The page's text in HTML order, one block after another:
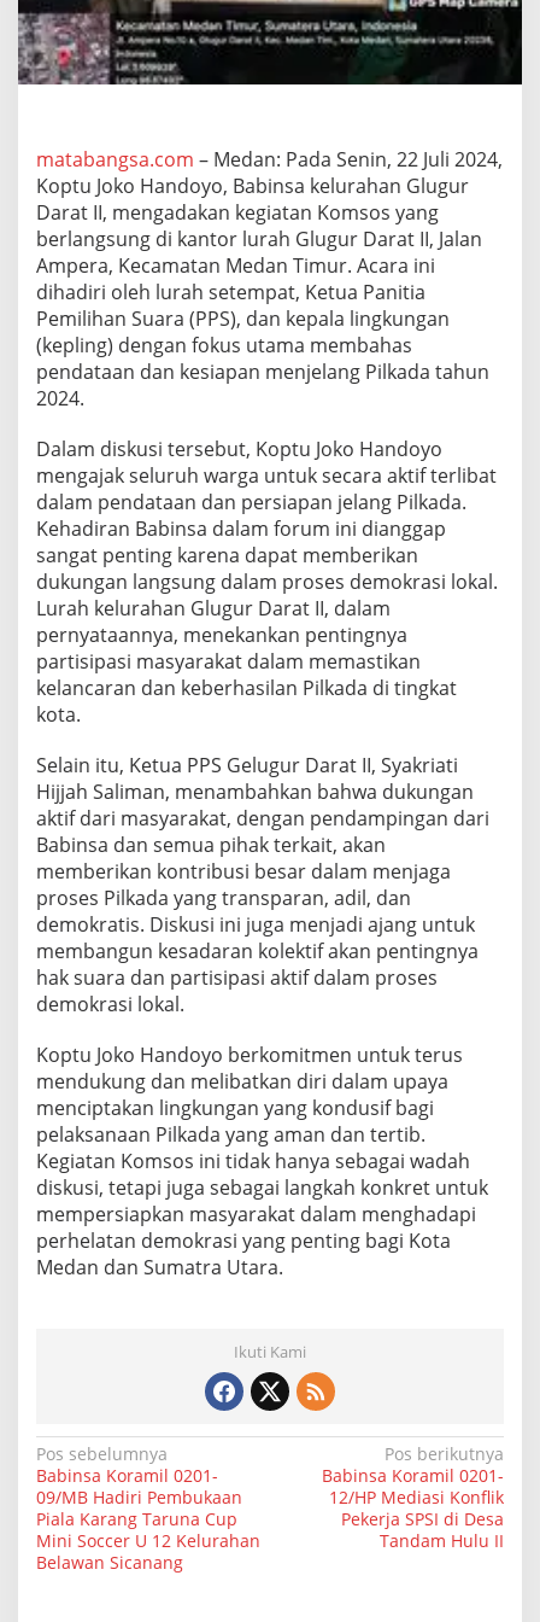
r
D
I
B
e
s
i
n
e
r
g
i
d
a
p
P
i
l
k
a
d
a
K
M
e
d
a
n
matabangsa.com – Medan: Pada Senin, 22 Juli 2024,
Koptu Joko Handoyo, Babinsa kelurahan Glugur
Darat II, mengadakan kegiatan Komsos yang
berlangsung di kantor lurah Glugur Darat II, Jalan
Ampera, Kecamatan Medan Timur. Acara ini
dihadiri oleh lurah setempat, Ketua Panitia
Pemilihan Suara (PPS), dan kepala lingkungan
(kepling) dengan fokus utama membahas
pendataan dan kesiapan menjelang Pilkada tahun
2024.
Dalam diskusi tersebut, Koptu Joko Handoyo
mengajak seluruh warga untuk secara aktif terlibat
dalam pendataan dan persiapan jelang Pilkada.
Kehadiran Babinsa dalam forum ini dianggap
sangat penting karena dapat memberikan
dukungan langsung dalam proses demokrasi lokal.
Lurah kelurahan Glugur Darat II, dalam
pernyataannya, menekankan pentingnya
partisipasi masyarakat dalam memastikan
kelancaran dan keberhasilan Pilkada di tingkat
kota.
Selain itu, Ketua PPS Gelugur Darat II, Syakriati
Hijjah Saliman, menambahkan bahwa dukungan
aktif dari masyarakat, dengan pendampingan dari
Babinsa dan semua pihak terkait, akan
memberikan kontribusi besar dalam menjaga
proses Pilkada yang transparan, adil, dan
demokratis. Diskusi ini juga menjadi ajang untuk
membangun kesadaran kolektif akan pentingnya
hak suara dan partisipasi aktif dalam proses
demokrasi lokal.
Koptu Joko Handoyo berkomitmen untuk terus
mendukung dan melibatkan diri dalam upaya
menciptakan lingkungan yang kondusif bagi
pelaksanaan Pilkada yang aman dan tertib.
Kegiatan Komsos ini tidak hanya sebagai wadah
diskusi, tetapi juga sebagai langkah konkret untuk
mempersiapkan masyarakat dalam menghadapi
perhelatan demokrasi yang penting bagi Kota
Medan dan Sumatra Utara.
Ikuti Kami
N
a
v
i
Pos sebelumnya
Babinsa Koramil 0201-
09/MB Hadiri Pembukaan
Piala Karang Taruna Cup
Mini Soccer U 12 Kelurahan
Belawan Sicanang
Pos berikutnya
Babinsa Koramil 0201-
12/HP Mediasi Konflik
Pekerja SPSI di Desa
Tandam Hulu II